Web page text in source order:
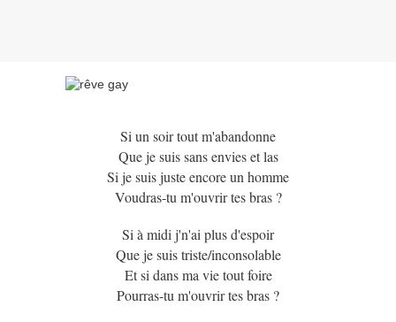
Si un soir tout m'abandonne
Que je suis sans envies et las
Si je suis juste encore un homme
Voudras-tu m'ouvrir tes bras ?
Si à midi j'n'ai plus d'espoir
Que je suis triste/inconsolable
Et si dans ma vie tout foire
Pourras-tu m'ouvrir tes bras ?